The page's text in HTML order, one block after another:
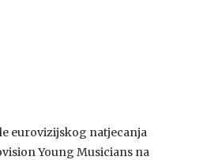
eurovizijskog natjecanja
Young Musicians na